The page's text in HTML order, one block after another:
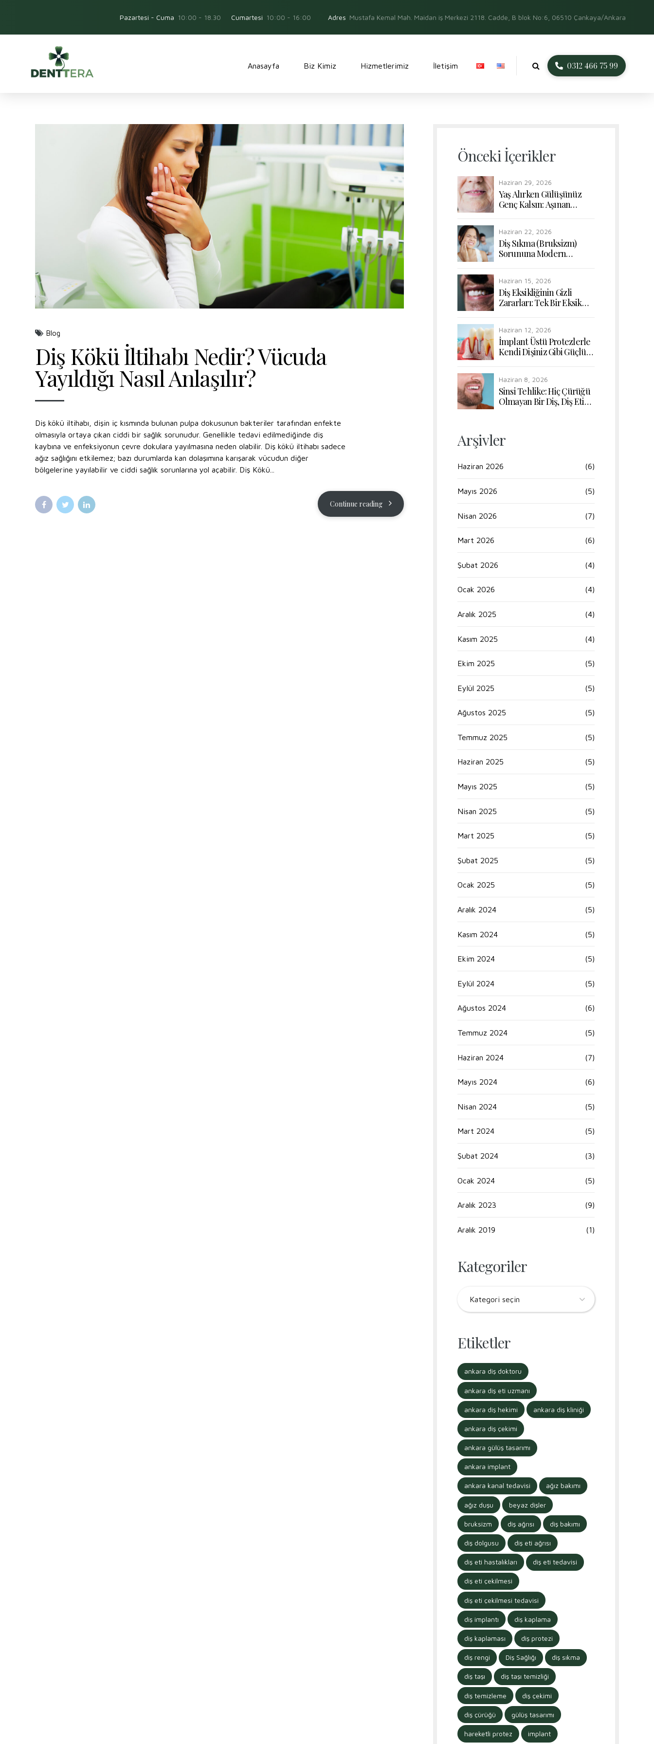
Pazartesi - Cuma 10:00 - 18.30 Cumartesi 10:00 - 16:00 Adres Mustafa Kemal Mah. Maidan iş Merkezi 2118. Cadde, B blok No:6, 06510 Çankaya/Ankara
0312 466 75 99
Anasayfa Biz Kimiz Hizmetlerimiz İletişim
Blog
Diş Kökü İltihabı Nedir? Vücuda
Yayıldığı Nasıl Anlaşılır?
Diş kökü iltihabı, dişin iç kısmında bulunan pulpa dokusunun bakteriler tarafından enfekte
olmasıyla ortaya çıkan ciddi bir sağlık sorunudur. Genellikle tedavi edilmediğinde diş
kaybına ve enfeksiyonun çevre dokulara yayılmasına neden olabilir. Diş kökü iltihabı sadece
ağız sağlığını etkilemez; bazı durumlarda kan dolaşımına karışarak vücudun diğer
bölgelerine yayılabilir ve ciddi sağlık sorunlarına yol açabilir. Diş Kökü...
Continue reading
Önceki İçerikler
Haziran 29, 2026
Yaş Alırken Gülüşünüz
Genç Kalsın: Aşınan
Kazanılması
Haziran 22, 2026
Diş Sıkma (Bruksizm)
Sorununa Modern
Haziran 15, 2026
Diş Eksikliğinin Gizli
Zararları: Tek Bir Eksik
Haziran 12, 2026
İmplant Üstü Protezlerle
Kendi Dişiniz Gibi Güçlü
Haziran 8, 2026
Sinsi Tehlike: Hiç Çürüğü
Olmayan Bir Diş, Diş Eti
Arşivler
Haziran 2026 (6)
Mayıs 2026 (5)
Nisan 2026 (7)
Mart 2026 (6)
Şubat 2026 (4)
Ocak 2026 (4)
Aralık 2025 (4)
Kasım 2025 (4)
Ekim 2025 (5)
Eylül 2025 (5)
Ağustos 2025 (5)
Temmuz 2025 (5)
Haziran 2025 (5)
Mayıs 2025 (5)
Nisan 2025 (5)
Mart 2025 (5)
Şubat 2025 (5)
Ocak 2025 (5)
Aralık 2024 (5)
Kasım 2024 (5)
Ekim 2024 (5)
Eylül 2024 (5)
Ağustos 2024 (6)
Temmuz 2024 (5)
Haziran 2024 (7)
Mayıs 2024 (6)
Nisan 2024 (5)
Mart 2024 (5)
Şubat 2024 (3)
Ocak 2024 (5)
Aralık 2023 (9)
Aralık 2019 (1)
Kategoriler
Kategori seçin
Etiketler
ankara diş doktoru
ankara diş eti uzmanı
ankara diş hekimi ankara diş kliniği
ankara diş çekimi
ankara gülüş tasarımı
ankara implant
ankara kanal tedavisi ağız bakımı
ağız duşu beyaz dişler
bruksizm diş ağrısı diş bakımı
diş dolgusu diş eti ağrısı
diş eti hastalıkları diş eti tedavisi
diş eti çekilmesi
diş eti çekilmesi tedavisi
diş implantı diş kaplama
diş kaplaması diş protezi
diş rengi Diş Sağlığı diş sıkma
diş taşı diş taşı temizliği
diş temizleme diş çekimi
diş çürüğü gülüş tasarımı
hareketli protez implant